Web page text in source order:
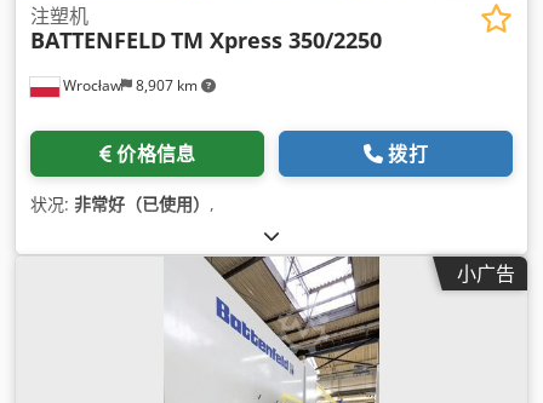
Wrocław 8,907 km
注塑机
BATTENFELDTM Xpress 350/2250
价格信息 拨打
状况: 非常好（已使用） ,
小广告